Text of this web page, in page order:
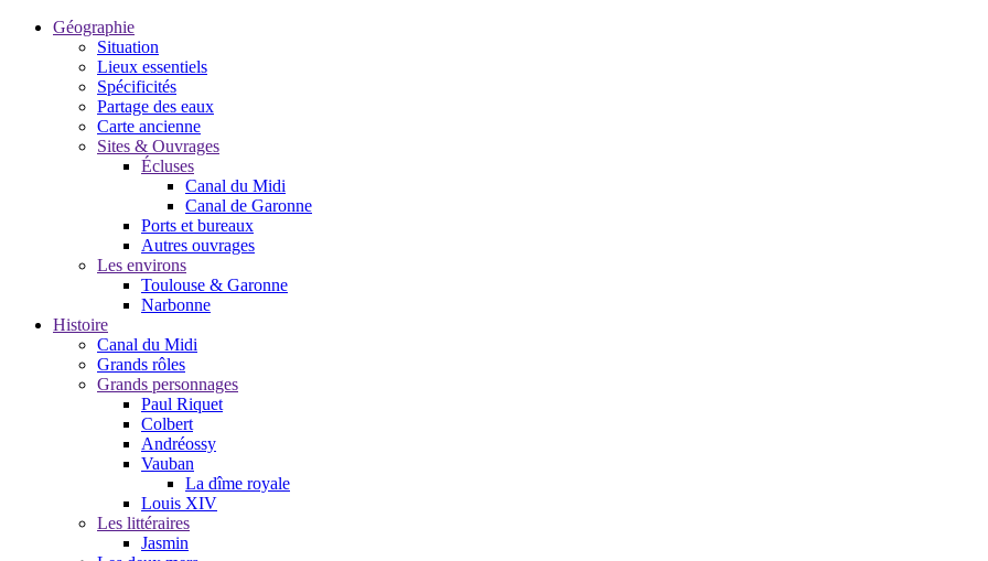
Géographie
Situation
Lieux essentiels
Spécificités
Partage des eaux
Carte ancienne
Sites & Ouvrages
Écluses
Canal du Midi
Canal de Garonne
Ports et bureaux
Autres ouvrages
Les environs
Toulouse & Garonne
Narbonne
Histoire
Canal du Midi
Grands rôles
Grands personnages
Paul Riquet
Colbert
Andréossy
Vauban
La dîme royale
Louis XIV
Les littéraires
Jasmin